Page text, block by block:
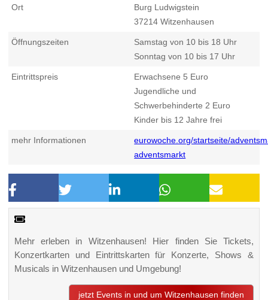
Ort
Burg Ludwigstein
37214 Witzenhausen
Öffnungszeiten
Samstag von 10 bis 18 Uhr
Sonntag von 10 bis 17 Uhr
Eintrittspreis
Erwachsene 5 Euro
Jugendliche und
Schwerbehinderte 2 Euro
Kinder bis 12 Jahre frei
mehr Informationen
eurowoche.org/startseite/
adventsmarkt
Mehr erleben in Witzenhausen! Hier finden Sie Tickets,
Konzertkarten und Eintrittskarten für Konzerte, Shows &
Musicals in Witzenhausen und Umgebung!
jetzt Events in und um Witzenhausen finden